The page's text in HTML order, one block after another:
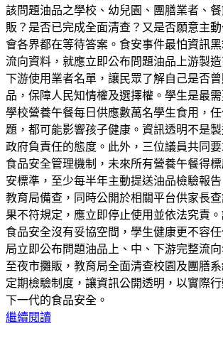
該問題油品之學校、幼兒園、團膳業者、
販？是否已完成全面清查？又是否願意主
會各界都在等待答案。食安事件最怕資訊
流向資料，就應立即公布問題油品上游製
下游使用業者名單，讓民眾了解自己是否
品，保障人民知情權及選擇權。學生是最需
學校營養午餐每日供應數萬名學生食用，
題，都可能影響孩子健康。資訊透明不是
政府負責任的態度。此外，三位議員共同
食品安全管理機制，未來所有營養午餐得
安標準，至少每半年主動提送油品檢驗報
教育局備查，同時公開於相關平台供家長
果不符規定，應立即停止使用並依法究責。
食品安全沒有妥協空間，學生健康更不容
局立即公布問題油品上、中、下游完整流
至夜市攤販，教育局全面清查校園及團膳
定期檢驗制度，讓資訊公開透明，以實際
下一代的食品安全。
繼續閱讀